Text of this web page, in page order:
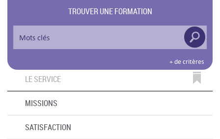
TROUVER UNE FORMATION
+ de critères
LE SERVICE
MISSIONS
SATISFACTION